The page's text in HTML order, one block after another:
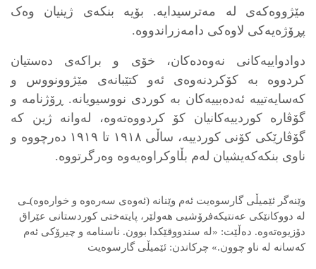
مێژووەکەی لە مەترسیدایە. بۆیە بنکەی ژینیان وەک
پڕۆژەیەکی لاوەکی دامەزراندووە.
دوادواییەکانی نەوەدەکان، خۆی و براکەی دەستیان
کردووە بە کۆکردنەوەی ئەو کتێبانەی مێژوونووس و
کەسایەتییە ئەدەبییەکان بە کوردی نووسیویانە. ڕۆژنامە و
گۆڤارە کوردییەکانیان کۆ کردووەتەوە، لەوانە ژین کە
گۆڤارێکی کۆنی کوردییە، ساڵی ١٩١٨ تا ١٩١٩ دەرچووە و
ناوی بنکەکەیشیان لەم بڵاوکراوەیەوە وەرگرتووە.
وێنەگر ئێمیڵی گارسوەیت ئەم وێنانە (ئەوەی سەرەوە و خوارەوە)ـی
لە دووکانێکی عەنتیکەفرۆشیی هەولێر، پایتەختی کوردستانی عێراق
دۆزیوەتەوە. دەڵێت: «لە سندووقێکدا بوون. ناسنامە و چیرۆکی ئەم
کەسانە لە ناو چوون.» چرکاندن: ئێمیڵی گارسوەیت